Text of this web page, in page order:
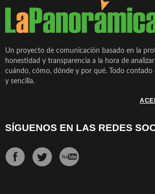
Un proyecto de comunicación basado en la
honestidad y transparencia a la hora de
cuándo, cómo, dónde y por qué. Todo contado
y sencilla.
SÍGUENOS EN LAS REDES